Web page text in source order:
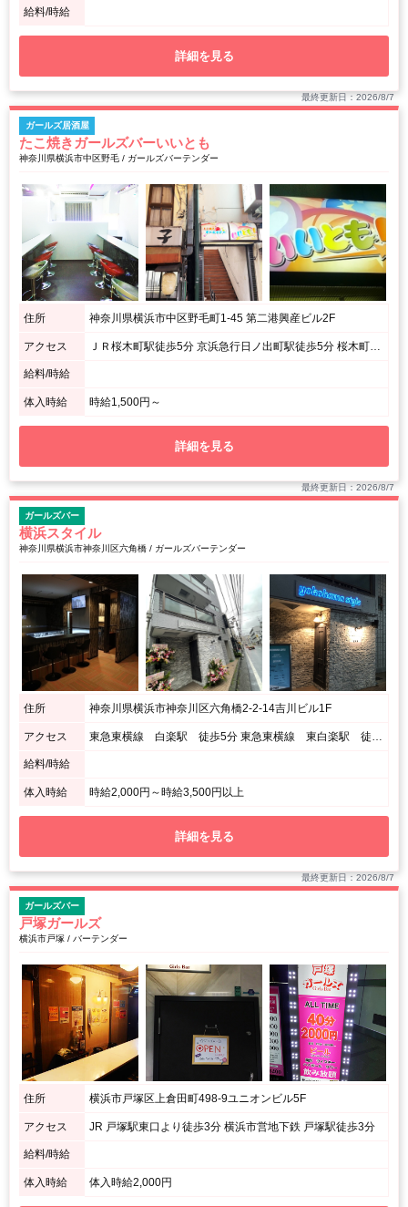
給料/時給
詳細を見る
最終更新日：2026/8/7
ガールズ居酒屋
たこ焼きガールズバーいいとも
神奈川県横浜市中区野毛 / ガールズバーテンダー
住所 神奈川県横浜市中区野毛町1-45 第二港興産ビル2F
アクセス ＪＲ桜木町駅徒歩5分 京浜急行日ノ出町駅徒歩5分 桜木町駅から175m
給料/時給
体入時給 時給1,500円～
詳細を見る
最終更新日：2026/8/7
ガールズバー
横浜スタイル
神奈川県横浜市神奈川区六角橋 / ガールズバーテンダー
住所 神奈川県横浜市神奈川区六角橋2-2-14吉川ビル1F
アクセス 東急東横線 白楽駅 徒歩5分 東急東横線 東白楽駅 徒歩10分 ブルーライン 岸根公園駅 徒歩15分
給料/時給
体入時給 時給2,000円～時給3,500円以上
詳細を見る
最終更新日：2026/8/7
ガールズバー
戸塚ガールズ
横浜市戸塚 / バーテンダー
住所 横浜市戸塚区上倉田町498-9ユニオンビル5F
アクセス JR 戸塚駅東口より徒歩3分 横浜市営地下鉄 戸塚駅徒歩3分
給料/時給
体入時給 体入時給2,000円